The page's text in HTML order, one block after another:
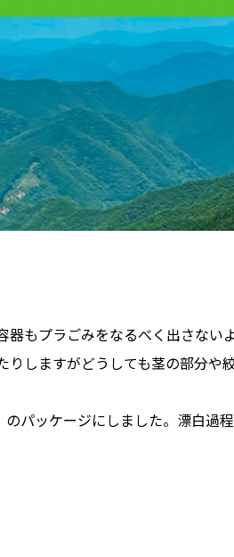
もプラごみをなるべく出さな
しますがどうしても茎の部分や
のパッケージにしました。漂白